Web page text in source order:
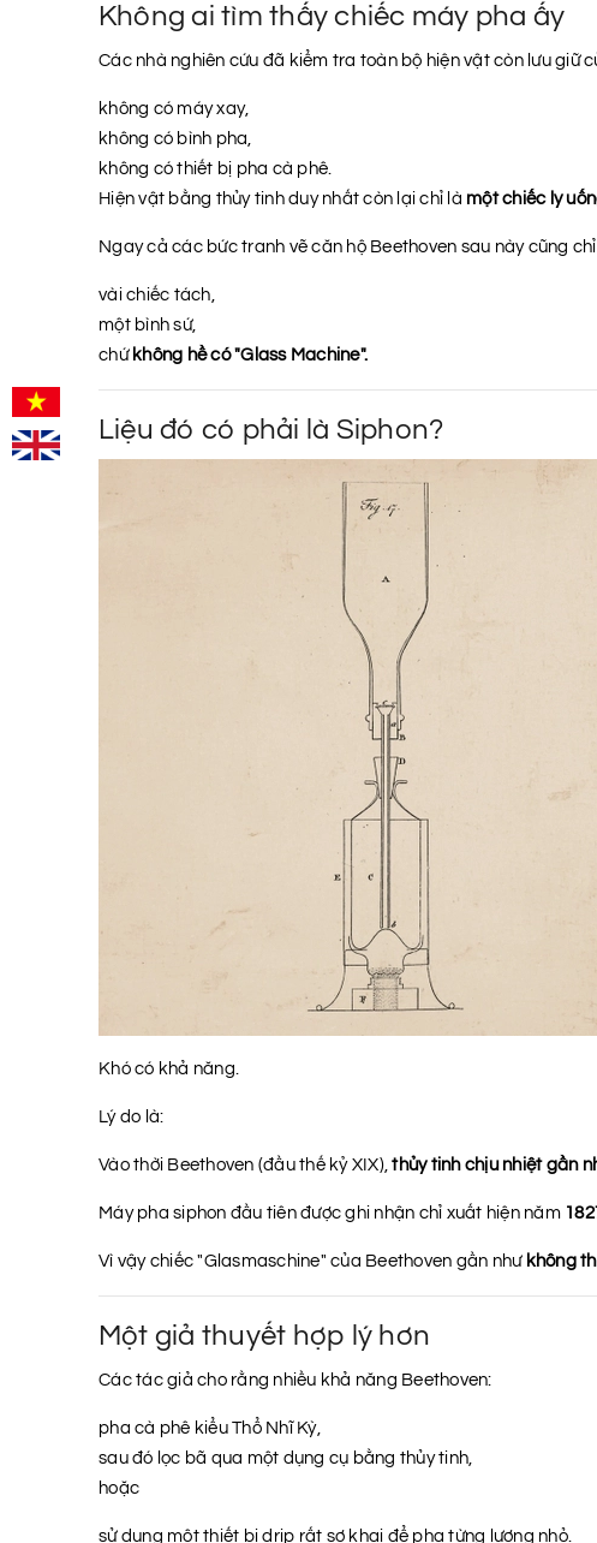
Không ai tìm thấy chiếc máy pha ấy
Các nhà nghiên cứu đã kiểm tra toàn bộ hiện vật còn lưu giữ
không có máy xay,
không có bình pha,
không có thiết bị pha cà phê.
Hiện vật bằng thủy tinh duy nhất còn lại chỉ là một chiếc ly
Ngay cả các bức tranh vẽ căn hộ Beethoven sau này cũng
vài chiếc tách,
một bình sứ,
chứ không hề có "Glass Machine".
Liệu đó có phải là Siphon?
Khó có khả năng.
Lý do là:
Vào thời Beethoven (đầu thế kỷ XIX),thủy tinh chịu nhiệt gần
Máy pha siphon đầu tiên được ghi nhận chỉ xuất hiện năm
Vì vậy chiếc "Glasmaschine" của Beethoven gần như không
Một giả thuyết hợp lý hơn
Các tác giả cho rằng nhiều khả năng Beethoven:
pha cà phê kiểu Thổ Nhĩ Kỳ,
sau đó lọc bã qua một dụng cụ bằng thủy tinh,
hoặc
sử dụng một thiết bị drip rất sơ khai để pha từng lượng nhỏ.